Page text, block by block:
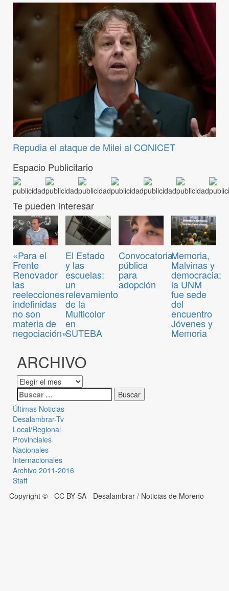
Repudia el ataque de Milei al CONICET
Espacio Publicitario
Te pueden interesar
«Para el
Frente
Renovador
las
reelecciones
indefinidas
no son
materia de
negociación»
El Estado
y las
escuelas:
un
relevamiento
de la
Multicolor
en
SUTEBA
Convocatoria
pública
para
adopción
Memoria,
Malvinas y
democracia:
la UNM
fue sede
del
encuentro
Jóvenes y
Memoria
ARCHIVO
Últimas Noticias
Desalambrar-Tv
Local/Regional
Provinciales
Nacionales
Internacionales
Archivo 2011-2016
Staff
Copyright © - CC BY-SA - Desalambrar / Noticias de Moreno